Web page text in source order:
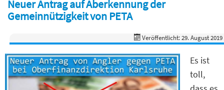
Neuer Antrag auf Aberkennung der
Gemeinnützigkeit von PETA
Veröffentlicht: 29. August 2019
Es ist
toll,